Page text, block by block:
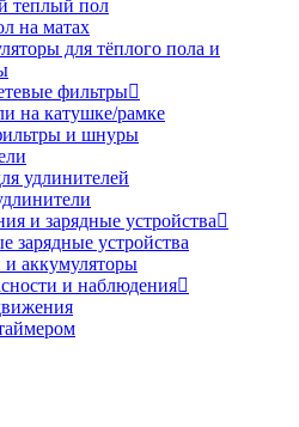
теплый пол
на матах
для тёплого пола и
фильтры
на катушке/рамке
и шнуры
удлинителей
и зарядные устройства
зарядные устройства
и аккумуляторы
и наблюдения